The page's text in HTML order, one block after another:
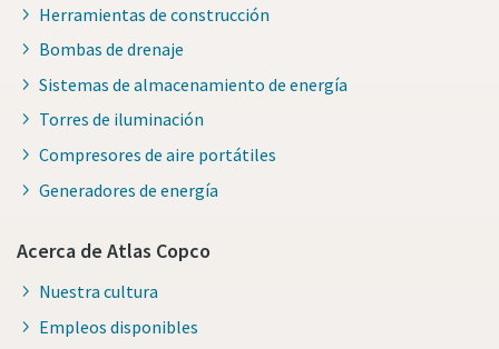
Herramientas de construcción
Bombas de drenaje
Sistemas de almacenamiento de energía
Torres de iluminación
Compresores de aire portátiles
Generadores de energía
Acerca de Atlas Copco
Nuestra cultura
Empleos disponibles